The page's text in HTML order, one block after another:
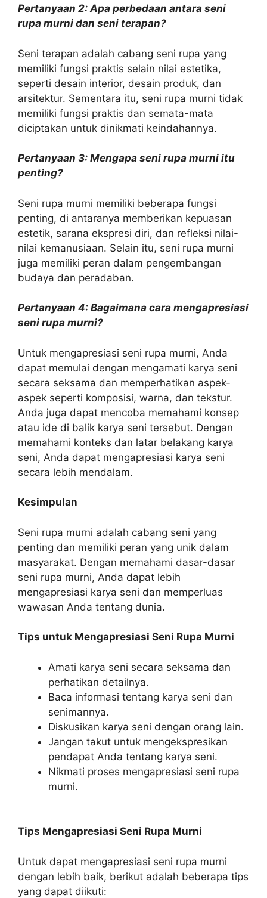
Pertanyaan 2: Apa perbedaan antara seni
rupa murni dan seni terapan?
Seni terapan adalah cabang seni rupa yang
memiliki fungsi praktis selain nilai estetika,
seperti desain interior, desain produk, dan
arsitektur. Sementara itu, seni rupa murni tidak
memiliki fungsi praktis dan semata-mata
diciptakan untuk dinikmati keindahannya.
Pertanyaan 3: Mengapa seni rupa murni itu
penting?
Seni rupa murni memiliki beberapa fungsi
penting, di antaranya memberikan kepuasan
estetik, sarana ekspresi diri, dan refleksi nilai-
nilai kemanusiaan. Selain itu, seni rupa murni
juga memiliki peran dalam pengembangan
budaya dan peradaban.
Pertanyaan 4: Bagaimana cara mengapresiasi
seni rupa murni?
Untuk mengapresiasi seni rupa murni, Anda
dapat memulai dengan mengamati karya seni
secara seksama dan memperhatikan aspek-
aspek seperti komposisi, warna, dan tekstur.
Anda juga dapat mencoba memahami konsep
atau ide di balik karya seni tersebut. Dengan
memahami konteks dan latar belakang karya
seni, Anda dapat mengapresiasi karya seni
secara lebih mendalam.
Kesimpulan
Seni rupa murni adalah cabang seni yang
penting dan memiliki peran yang unik dalam
masyarakat. Dengan memahami dasar-dasar
seni rupa murni, Anda dapat lebih
mengapresiasi karya seni dan memperluas
wawasan Anda tentang dunia.
Tips untuk Mengapresiasi Seni Rupa Murni
Amati karya seni secara seksama dan
perhatikan detailnya.
Baca informasi tentang karya seni dan
senimannya.
Diskusikan karya seni dengan orang lain.
Jangan takut untuk mengekspresikan
pendapat Anda tentang karya seni.
Nikmati proses mengapresiasi seni rupa
murni.
Tips Mengapresiasi Seni Rupa Murni
Untuk dapat mengapresiasi seni rupa murni
dengan lebih baik, berikut adalah beberapa tips
yang dapat diikuti: